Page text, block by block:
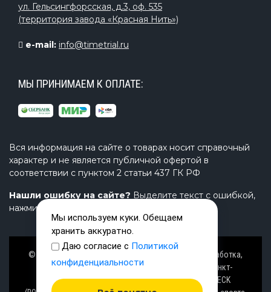
ул. Гельсингфорсская, д.3, оф. 535
(территория завода «Красная Нить»)
e-mail: info@timetrial.ru
МЫ ПРИНИМАЕМ К ОПЛАТЕ:
Вся информация на сайте о товарах носит справочный
характер и не является публичной офертой в
соответствии с пунктом 2 статьи 437 ГК РФ
Нашли ошибку на сайте? Выделите текст с ошибкой,
нажмите Ctrl+Enter и напишите нам.
© Завод TimeTrial (ТаймТриал) - производство, разработка,
проектирование надувных изделий, товаров в Санкт-
Петербурге с 2000 г. из ПВХ (PVC), ТПУ (TPU), AIRDECK
Мы используем куки. Обещаем
хранить аккуратно.
Даю согласие с Политикой
конфиденциальности